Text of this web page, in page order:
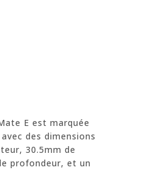
E est marquée
des dimensions
30.5mm de
profondeur, et un